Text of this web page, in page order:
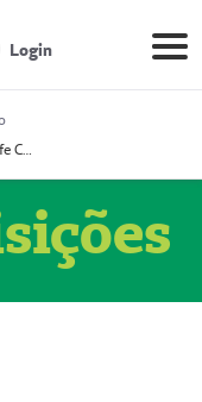
Login
Prestador Medlife Consultas e Diagnósticos (51004334-2)